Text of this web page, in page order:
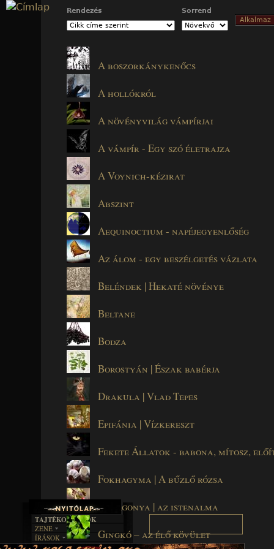
Jump to navigation
Rendezés Sorrend
A boszorkánykenőcs
A hollókról
A növényvilág vámpírjai
A vámpír - Egy szó életrajza
A Voynich-kézirat
Abszint
Aequinoctium - napéjegyenlőség
Az álom - egy beszélgetés vázlata
Beléndek | Hekaté növénye
Beltane
Bodza
Borostyán | Észak babérja
Drakula | Vlad Tepes
Epifánia | Vízkereszt
Fekete Állatok - babona, mítosz,
Fokhagyma | A bűzlő rózsa
Galagonya | az istenalma
Gingkó – az élő kövület
TAJTÉKOS LAPOK
ZENE
EGYÜTTESEK
ÍRÁSOK
BOSZORKÁNYKONYHA